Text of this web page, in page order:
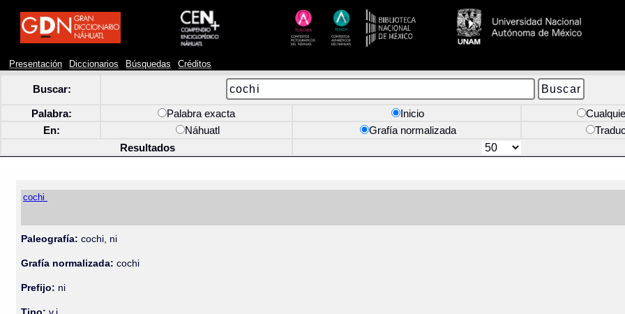
Presentación Diccionarios Búsquedas Créditos
Buscar:
Palabra: Palabra exacta Inicio
En:
Náhuatl Grafía normalizada
Resultados
cochi
Paleografía: cochi, ni
Grafía normalizada: cochi
Prefijo: ni